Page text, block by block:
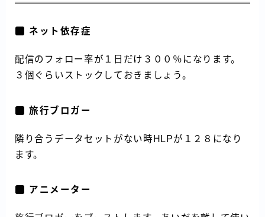
ネット依存症
配信のフォロー率が１日だけ３００％になります。
３個ぐらいストックしておきましょう。
旅行ブロガー
隣り合うデータセットがない時HLPが１２８になり
ます。
アニメーター